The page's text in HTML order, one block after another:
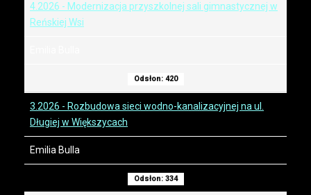
4.2026 - Modernizacja przyszkolnej sali gimnastycznej w
Reńskiej Wsi
Odsłon: 420
3.2026 - Rozbudowa sieci wodno-kanalizacyjnej na ul.
Długiej w Większycach
Emilia Bulla
Odsłon: 334